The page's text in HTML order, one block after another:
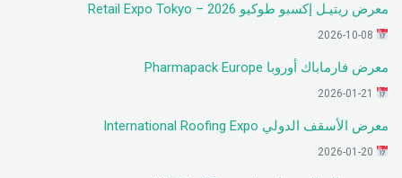
معرض ريتيـل إكسبو طوكيو 2026 – Retail Expo Tokyo
معرض فارماباك أوروبا Pharmapack Europe
معرض الأسقف الدولي International Roofing Expo